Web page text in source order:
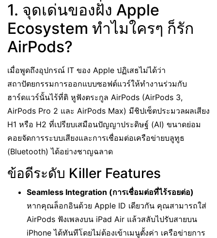
1. จุดเด่นของฝั่ง Apple
Ecosystem ทำไมใครๆ ก็รัก
AirPods?
เมื่อพูดถึงอุปกรณ์ IT ของ Apple ปฏิเสธไม่ได้ว่า
สถาปัตยกรรมการออกแบบซอฟต์แวร์ให้ทำงานร่วมกับ
ฮาร์ดแวร์นั้นไร้ที่ติ หูฟังตระกูล AirPods (AirPods 3,
AirPods Pro 2 และ AirPods Max) มีชิปเซ็ตประมวลผลเสียง
H1 หรือ H2 ที่เปรียบเสมือนปัญญาประดิษฐ์ (AI) ขนาดย่อม
คอยจัดการระบบเสียงและการเชื่อมต่อเครือข่ายบลูทูธ
(Bluetooth) ได้อย่างชาญฉลาด
ข้อดีระดับ Killer Features
Seamless Integration (การเชื่อมต่อที่ไร้รอยต่อ)
หากคุณล็อกอินด้วย Apple ID เดียวกัน คุณสามารถใส่
AirPods ฟังเพลงบน iPad Air แล้วสลับไปรับสายบน
iPhone ได้ทันทีโดยไม่ต้องเข้าเมนูตั้งค่า เครือข่ายการ